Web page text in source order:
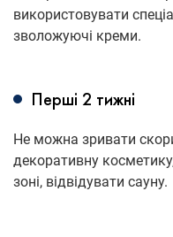
використовувати
зволожуючі креми.
Перші 2 тижні
Не можна зривати
декоративну
зоні, відвідувати сауну.